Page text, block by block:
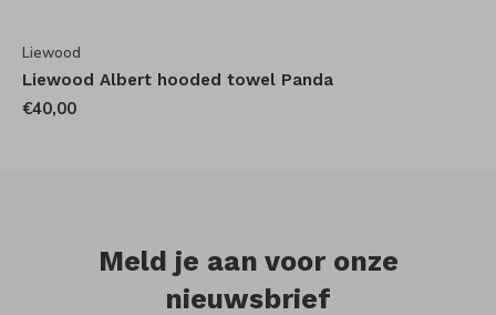
Liewood
Liewood Albert hooded towel Panda
€40,00
Meld je aan voor onze
nieuwsbrief